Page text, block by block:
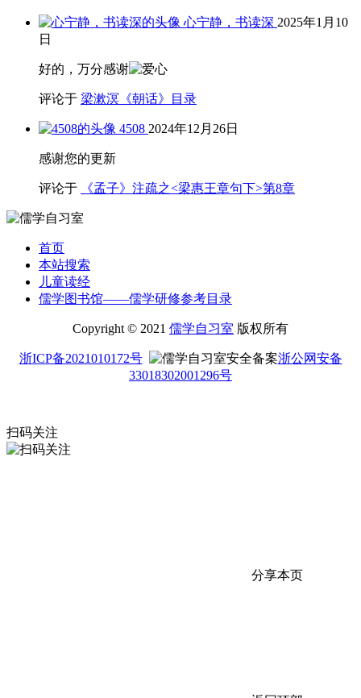
心宁静，书读深 2025年1月10
日
好的，万分感谢
评论于 梁漱溟《朝话》目录
4508 2024年12月26日
感谢您的更新
评论于 《孟子》注疏之<梁惠王章句下>第8章
首页
本站搜索
儿童读经
儒学图书馆——儒学研修参考目录
Copyright © 2021 儒学自习室 版权所有
浙ICP备2021010172号
浙公网安备
33018302001296号
扫码关注
分享本页